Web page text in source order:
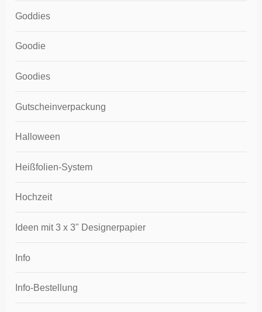
Goddies
Goodie
Goodies
Gutscheinverpackung
Halloween
Heißfolien-System
Hochzeit
Ideen mit 3 x 3" Designerpapier
Info
Info-Bestellung